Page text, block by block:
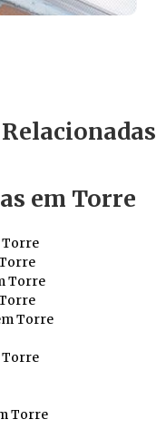
em Torre
Torre
Torre
Torre
Torre
Torre